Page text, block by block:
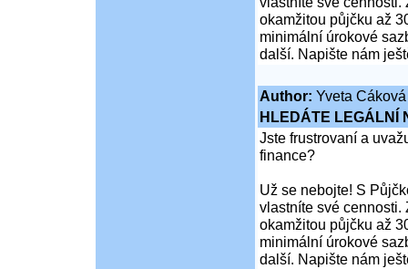
okamžitou půjčku až
minimální úrokové
další. Napište nám
Author: Yveta Cáková
HLEDÁTE LEGÁLNÍ
Jste frustrovaní a
finance?
Už se nebojte! S
vlastníte své cennosti.
okamžitou půjčku až
minimální úrokové
další. Napište nám